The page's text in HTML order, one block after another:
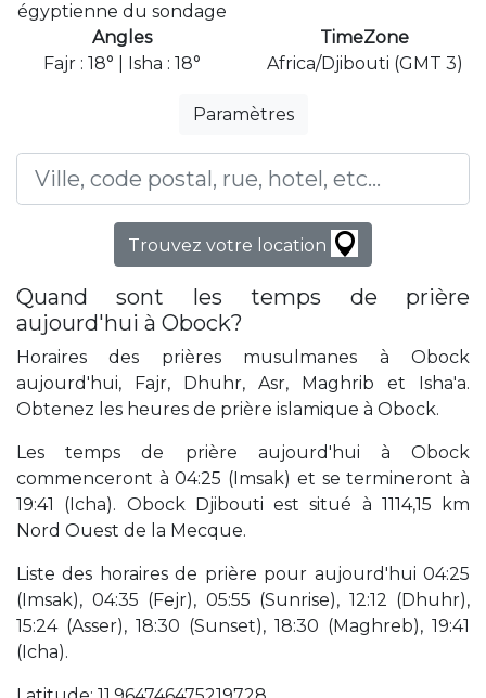
égyptienne du sondage
Angles
Fajr : 18° | Isha : 18°
TimeZone
Africa/Djibouti (GMT 3)
Paramètres
Trouvez votre location
Quand sont les temps de prière
aujourd'hui à Obock?
Horaires des prières musulmanes à Obock
aujourd'hui, Fajr, Dhuhr, Asr, Maghrib et Isha'a.
Obtenez les heures de prière islamique à Obock.
Les temps de prière aujourd'hui à Obock
commenceront à 04:25 (Imsak) et se termineront à
19:41 (Icha). Obock Djibouti est situé à 1114,15 km
Nord Ouest de la Mecque.
Liste des horaires de prière pour aujourd'hui 04:25
(Imsak), 04:35 (Fejr), 05:55 (Sunrise), 12:12 (Dhuhr),
15:24 (Asser), 18:30 (Sunset), 18:30 (Maghreb), 19:41
(Icha).